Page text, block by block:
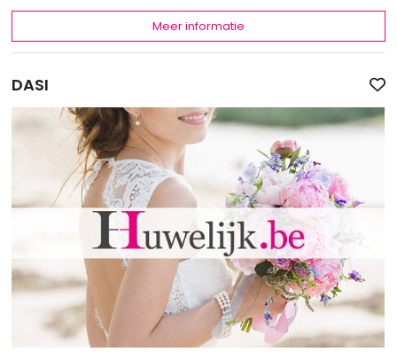
Meer informatie
DASI